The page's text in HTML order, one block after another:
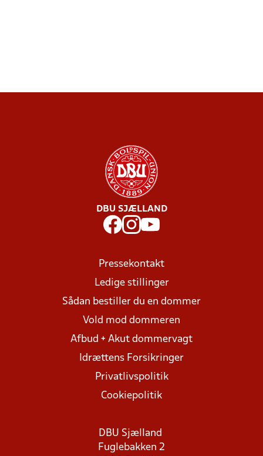
DBU SJÆLLAND
Pressekontakt
Ledige stillinger
Sådan bestiller du en dommer
Vold mod dommeren
Afbud + Akut dommervagt
Idrættens Forsikringer
Privatlivspolitik
Cookiepolitik
DBU Sjælland
Fuglebakken 2